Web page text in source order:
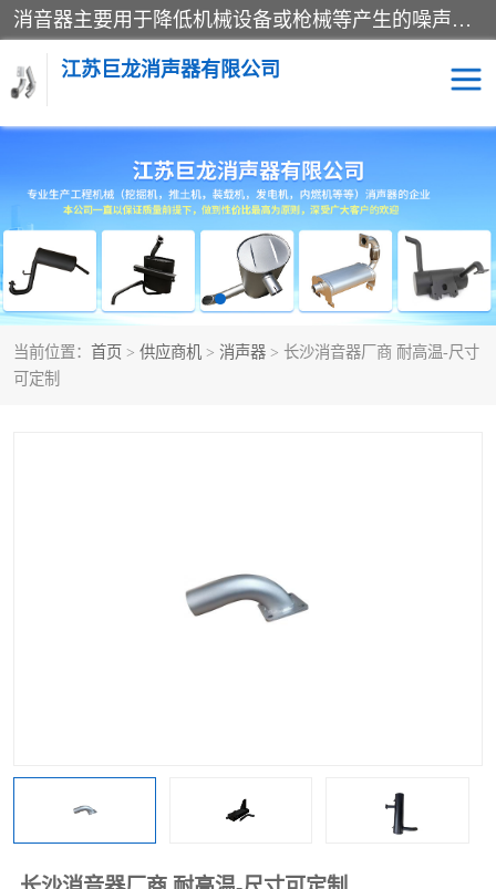
消音器主要用于降低机械设备或枪械等产生的噪声。它通过阻尼或增加排气面积来降低排气速度和功率，从而降低噪声。常见的消音器类型包括阻性消声器、抗性消声器、共振消声器以及阻抗复合式消声器等。这些消音器各有特点，适用于不同频率的噪声消除。
江苏巨龙消声器有限公司
当前位置： 首页 > 供应商机 > 消声器 > 长沙消音器厂商 耐高温-尺寸
可定制
消声器